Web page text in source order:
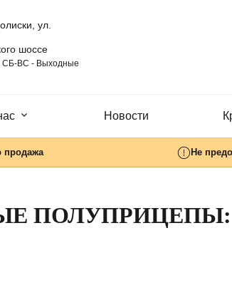
ул.
шоссе
СБ-ВC - Выходные
Новости
продажа Не